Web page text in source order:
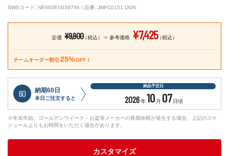
SWSコード: NE663EU039766 / 品番: JMFC0151 DGN
定価 ¥9,900（税込） 参考価格 ¥7,425（税込）
チームオーダー割引 25%OFF！
60 納期60日
本日ご注文すると
納品予定日
2026 年 10 月 07 日頃
※年末年始、ゴールデンウイーク・お盆等メーカーの長期休暇が発生する場合、上記のスケ
ジュールよりもお時間をいただく場合があります。
カスタマイズ